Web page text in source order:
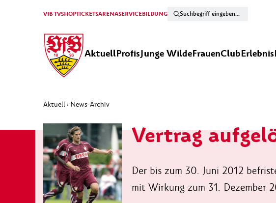
VfB TVSHOPTICKETSARENASERVICEBILDUNG
AktuellProfisJunge WildeFrauenClubErlebnis
Aktuell › News-Archiv
Vertrag
Der bis zum 30. Juni 2012
mit Wirkung zum 31. Dezember